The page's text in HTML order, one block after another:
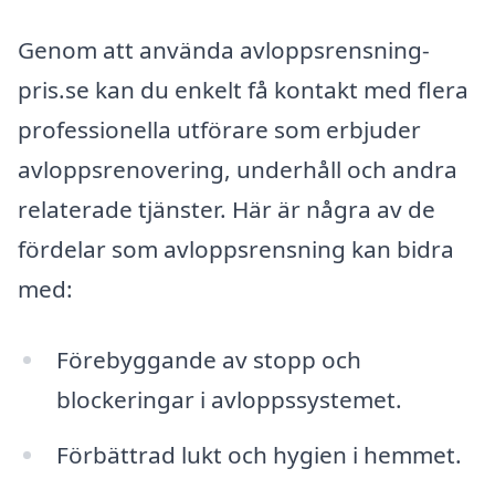
Genom att använda avloppsrensning-
pris.se kan du enkelt få kontakt med flera
professionella utförare som erbjuder
avloppsrenovering, underhåll och andra
relaterade tjänster. Här är några av de
fördelar som avloppsrensning kan bidra
med:
Förebyggande av stopp och
blockeringar i avloppssystemet.
Förbättrad lukt och hygien i hemmet.